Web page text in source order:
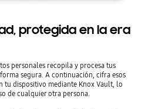
protegida en la era
personales recopila y procesa tus
segura. A continuación, cifra esos
tu dispositivo mediante Knox Vault, lo
de cualquier otra persona.